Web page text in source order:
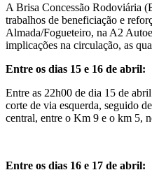
A Brisa Concessão Rodoviária
trabalhos de beneficiação e
Almada/Fogueteiro, na A2
implicações na circulação, as
Entre os dias 15 e 16 de abril:
Entre as 22h00 de dia 15 de
corte de via esquerda, seguido
central, entre o Km 9 e o km 5,
Entre os dias 16 e 17 de abril: